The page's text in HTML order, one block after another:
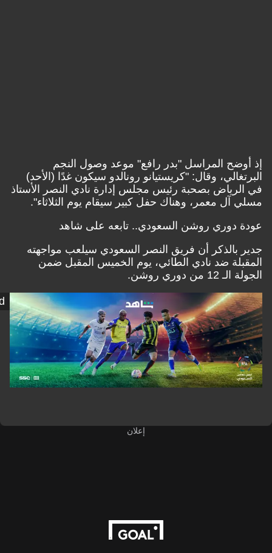
المراسل "بدر رافع" موعد وصول النجم
وقال: "كريستيانو رونالدو سيكون غدًا (الأحد)
بصحبة رئيس مجلس إدارة نادي النصر الأستاذ
معمر، وهناك حفل كبير سيقام يوم الثلاثاء".
روشن السعودي.. تابعه على شاهد
أن فريق النصر السعودي سيلعب مواجهته
ضد نادي الطائي، يوم الخميس المقبل ضمن
دوري روشن.
Shahid